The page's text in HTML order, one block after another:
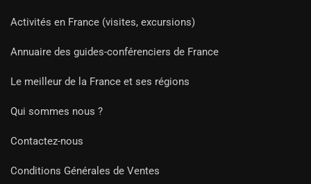
Activités en France (visites, excursions)
Annuaire des guides-conférenciers de France
Le meilleur de la France et ses régions
Qui sommes nous ?
Contactez-nous
Conditions Générales de Ventes